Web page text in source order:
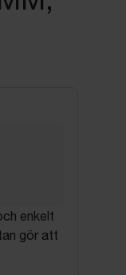
enkelt
gör att